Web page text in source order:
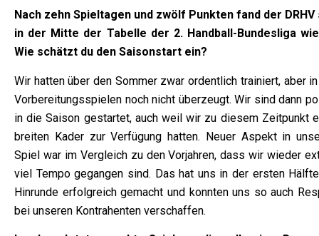
Nach zehn Spieltagen und zwölf Punkten fand der DRHV
in der Mitte der Tabelle der 2. Handball-Bundesliga
Wie schätzt du den Saisonstart ein?
Wir hatten über den Sommer zwar ordentlich trainiert, aber
Vorbereitungsspielen noch nicht überzeugt. Wir sind dann
in die Saison gestartet, auch weil wir zu diesem Zeitpunkt
breiten Kader zur Verfügung hatten. Neuer Aspekt in
Spiel war im Vergleich zu den Vorjahren, dass wir wieder
viel Tempo gegangen sind. Das hat uns in der ersten
Hinrunde erfolgreich gemacht und konnten uns so auch
bei unseren Kontrahenten verschaffen.